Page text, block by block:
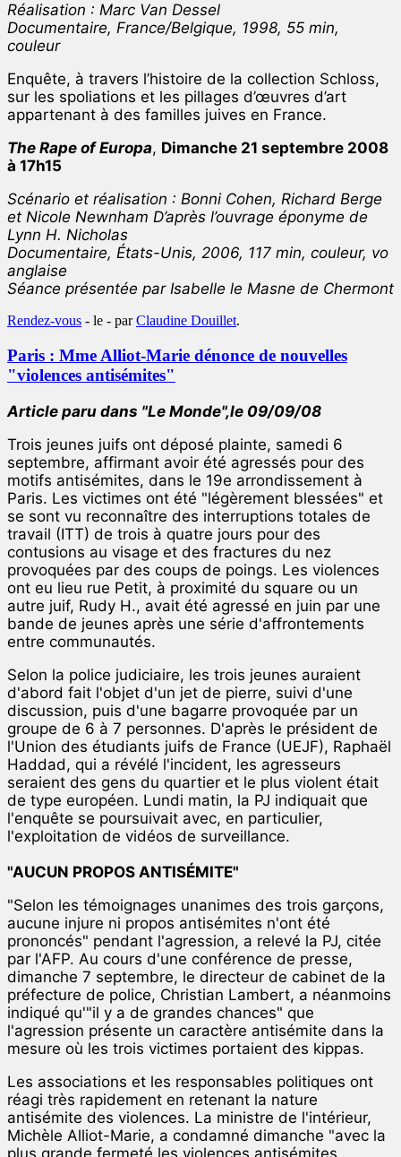
Réalisation : Marc Van Dessel
Documentaire, France/Belgique, 1998, 55 min,
couleur
Enquête, à travers l’histoire de la collection Schloss,
sur les spoliations et les pillages d’œuvres d’art
appartenant à des familles juives en France.
The Rape of Europa, Dimanche 21 septembre 2008
à 17h15
Scénario et réalisation : Bonni Cohen, Richard Berge
et Nicole Newnham D’après l’ouvrage éponyme de
Lynn H. Nicholas
Documentaire, États-Unis, 2006, 117 min, couleur, vo
anglaise
Séance présentée par Isabelle le Masne de Chermont
Rendez-vous - le - parClaudine Douillet.
Paris : Mme Alliot-Marie dénonce de nouvelles
"violences antisémites"
Article paru dans "Le Monde",le 09/09/08
Trois jeunes juifs ont déposé plainte, samedi 6
septembre, affirmant avoir été agressés pour des
motifs antisémites, dans le 19e arrondissement à
Paris. Les victimes ont été "légèrement blessées" et
se sont vu reconnaître des interruptions totales de
travail (ITT) de trois à quatre jours pour des
contusions au visage et des fractures du nez
provoquées par des coups de poings. Les violences
ont eu lieu rue Petit, à proximité du square ou un
autre juif, Rudy H., avait été agressé en juin par une
bande de jeunes après une série d'affrontements
entre communautés.
Selon la police judiciaire, les trois jeunes auraient
d'abord fait l'objet d'un jet de pierre, suivi d'une
discussion, puis d'une bagarre provoquée par un
groupe de 6 à 7 personnes. D'après le président de
l'Union des étudiants juifs de France (UEJF), Raphaël
Haddad, qui a révélé l'incident, les agresseurs
seraient des gens du quartier et le plus violent était
de type européen. Lundi matin, la PJ indiquait que
l'enquête se poursuivait avec, en particulier,
l'exploitation de vidéos de surveillance.
"AUCUN PROPOS ANTISÉMITE"
"Selon les témoignages unanimes des trois garçons,
aucune injure ni propos antisémites n'ont été
prononcés" pendant l'agression, a relevé la PJ, citée
par l'AFP. Au cours d'une conférence de presse,
dimanche 7 septembre, le directeur de cabinet de la
préfecture de police, Christian Lambert, a néanmoins
indiqué qu'"il y a de grandes chances" que
l'agression présente un caractère antisémite dans la
mesure où les trois victimes portaient des kippas.
Les associations et les responsables politiques ont
réagi très rapidement en retenant la nature
antisémite des violences. La ministre de l'intérieur,
Michèle Alliot-Marie, a condamné dimanche "avec la
plus grande fermeté les violences antisémites